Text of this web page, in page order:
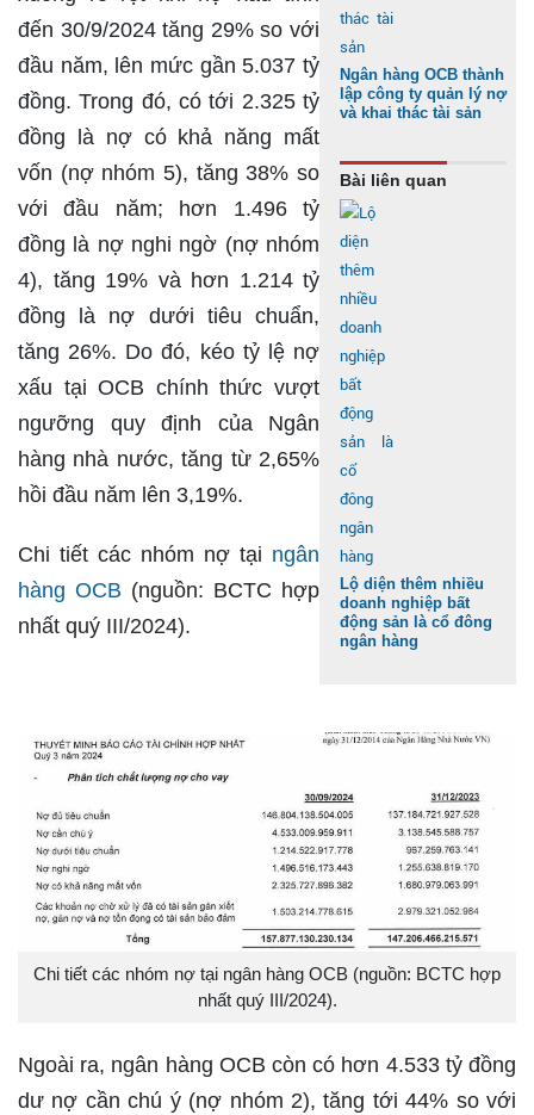
Ngân hàng OCB thành
lập công ty quản lý nợ
và khai thác tài sản
Bài liên quan
Lộ diện thêm nhiều
doanh nghiệp bất
động sản là cổ đông
ngân hàng
đến 30/9/2024 tăng 29% so với
đầu năm, lên mức gần 5.037 tỷ
đồng. Trong đó, có tới 2.325 tỷ
đồng là nợ có khả năng mất
vốn (nợ nhóm 5), tăng 38% so
với đầu năm; hơn 1.496 tỷ
đồng là nợ nghi ngờ (nợ nhóm
4), tăng 19% và hơn 1.214 tỷ
đồng là nợ dưới tiêu chuẩn,
tăng 26%. Do đó, kéo tỷ lệ nợ
xấu tại OCB chính thức vượt
ngưỡng quy định của Ngân
hàng nhà nước, tăng từ 2,65%
hồi đầu năm lên 3,19%.
Chi tiết các nhóm nợ tại ngân
hàng OCB (nguồn: BCTC hợp
nhất quý III/2024).
Chi tiết các nhóm nợ tại ngân hàng OCB (nguồn: BCTC hợp
nhất quý III/2024).
Ngoài ra, ngân hàng OCB còn có hơn 4.533 tỷ đồng
dư nợ cần chú ý (nợ nhóm 2), tăng tới 44% so với